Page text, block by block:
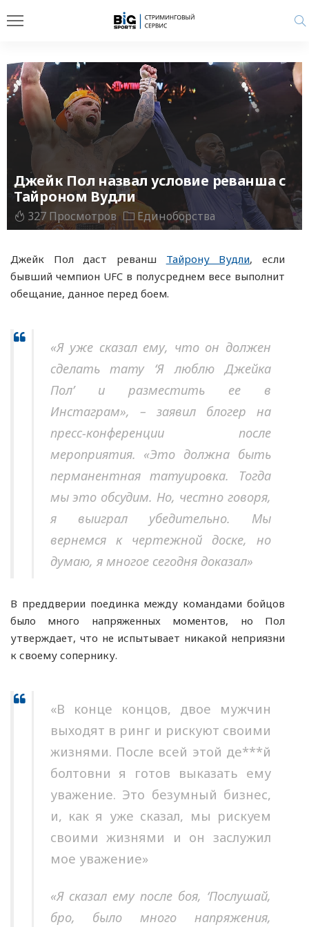
Джейк Пол назвал условие реванша с
Тайроном Вудли
327 Просмотров Единоборства
Джейк Пол даст реванш Тайрону Вудли, если
бывший чемпион UFC в полусреднем весе выполнит
обещание, данное перед боем.
«Я уже сказал ему, что он должен
сделать тату ‘Я люблю Джейка
Пол’ и разместить ее в
Инстаграм», – заявил блогер на
пресс-конференции после
мероприятия. «Это должна быть
перманентная татуировка. Тогда
мы это обсудим. Но, честно говоря,
я выиграл убедительно. Мы
вернемся к чертежной доске, но
думаю, я многое сегодня доказал»
В преддверии поединка между командами бойцов
было много напряженных моментов, но Пол
утверждает, что не испытывает никакой неприязни
к своему сопернику.
«В конце концов, двое мужчин
выходят в ринг и рискуют своими
жизнями. После всей этой де***й
болтовни я готов выказать ему
уважение. Это безумный бизнес,
и, как я уже сказал, мы рискуем
своими жизнями и он заслужил
мое уважение»
«Я сказал ему после боя, ‘Послушай,
бро, было много напряжения,